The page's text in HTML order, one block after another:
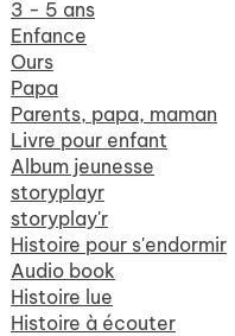
3 - 5 ans
Enfance
Ours
Papa
Parents, papa, maman
Livre pour enfant
Album jeunesse
storyplayr
storyplay'r
Histoire pour s'endormir
Audio book
Histoire lue
Histoire à écouter